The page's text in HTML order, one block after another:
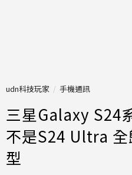
udn科技玩家 手機通訊
三星Galaxy S24
不是S24 Ultra
型